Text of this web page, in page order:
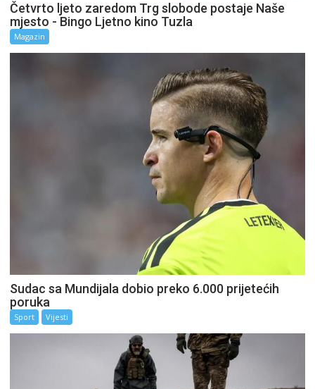
Četvrto ljeto zaredom Trg slobode postaje Naše
mjesto - Bingo Ljetno kino Tuzla
Magazin
Sudac sa Mundijala dobio preko 6.000 prijetećih
poruka
Sport Vijesti